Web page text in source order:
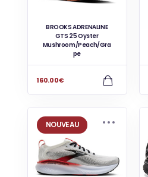
BROOKS ADRENALINE
GTS 25 Oyster
Mushroom/Peach/Gra
pe
160.00€
NOUVEAU